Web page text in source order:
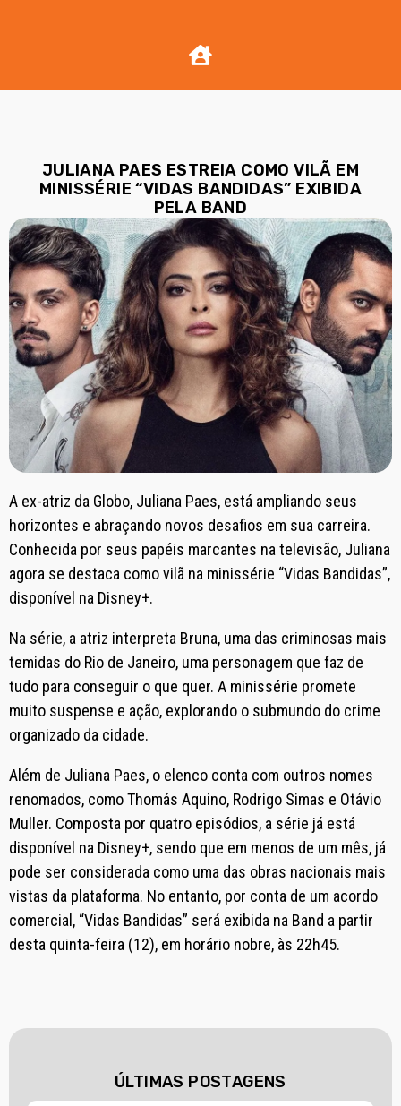
JULIANA PAES ESTREIA COMO VILÃ EM
MINISSÉRIE “VIDAS BANDIDAS” EXIBIDA
PELA BAND
A ex-atriz da Globo, Juliana Paes, está ampliando seus
horizontes e abraçando novos desafios em sua carreira.
Conhecida por seus papéis marcantes na televisão, Juliana
agora se destaca como vilã na minissérie “Vidas Bandidas”,
disponível na Disney+.
Na série, a atriz interpreta Bruna, uma das criminosas mais
temidas do Rio de Janeiro, uma personagem que faz de
tudo para conseguir o que quer. A minissérie promete
muito suspense e ação, explorando o submundo do crime
organizado da cidade.
Além de Juliana Paes, o elenco conta com outros nomes
renomados, como Thomás Aquino, Rodrigo Simas e Otávio
Muller. Composta por quatro episódios, a série já está
disponível na Disney+, sendo que em menos de um mês, já
pode ser considerada como uma das obras nacionais mais
vistas da plataforma. No entanto, por conta de um acordo
comercial, “Vidas Bandidas” será exibida na Band a partir
desta quinta-feira (12), em horário nobre, às 22h45.
ÚLTIMAS POSTAGENS